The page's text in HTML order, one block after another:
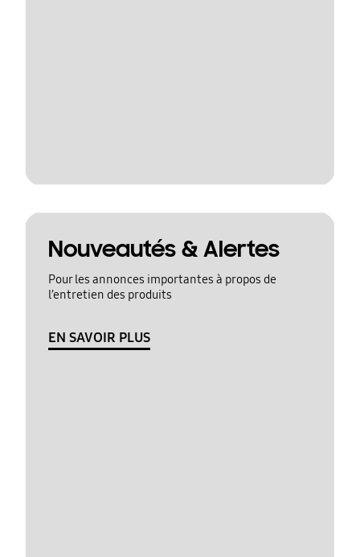
Nouveautés & Alertes
Pour les annonces importantes à propos de
l’entretien des produits
EN SAVOIR PLUS